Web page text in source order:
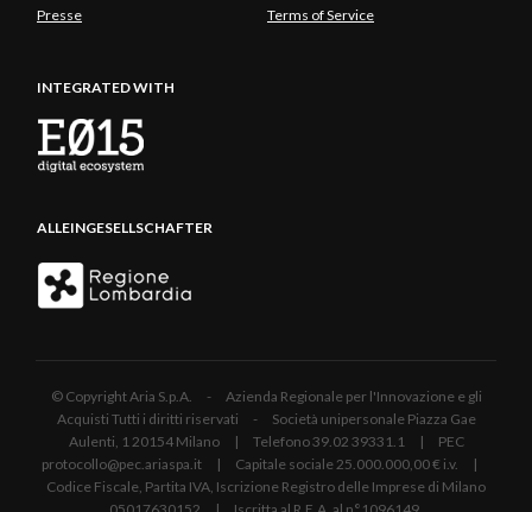
Presse Terms of Service
INTEGRATED WITH
ALLEINGESELLSCHAFTER
© Copyright Aria S.p.A. - Azienda Regionale per l'Innovazione e gli
Acquisti Tutti i diritti riservati - Società unipersonale Piazza Gae
Aulenti, 1 20154 Milano | Telefono 39.02 39331.1 | PEC
protocollo@pec.ariaspa.it | Capitale sociale 25.000.000,00 € i.v. |
Codice Fiscale, Partita IVA, Iscrizione Registro delle Imprese di Milano